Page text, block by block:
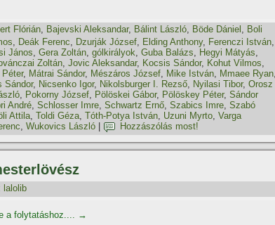
Flórián, Bajevski Aleksandar, Bálint László, Böde Dániel , Boli
, Deák Ferenc, Dzurják József, Elding Anthony, Ferenczi István,
János, Gera Zoltán, gólkirályok, Guba Balázs, Hegyi Mátyás,
Zoltán, Jovic Aleksandar, Kocsis Sándor, Kohut Vilmos,
Péter, Mátrai Sándor, Mészáros József, Mike István, Mmaee Ryan
Sándor, Nicsenko Igor, Nikolsburger I. Rezső, Nyilasi Tibor, Orosz
, Pokorny József, Pölöskei Gábor, Pölöskey Péter, Sándor
André, Schlosser Imre, Schwartz Ernő, Szabics Imre, Szabó
Attila, Toldi Géza, Tóth-Potya István, Uzuni Myrto, Varga
, Wukovics László Hozzászólás most!
lalolib
a folytatáshoz.... →